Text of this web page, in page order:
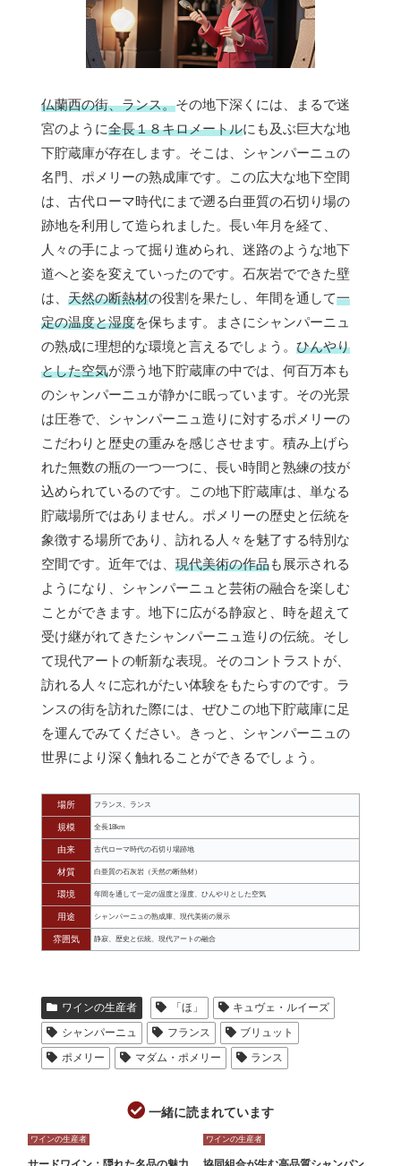
仏蘭西の街、ランス。その地下深くには、まるで迷
宮のように全長１８キロメートルにも及ぶ巨大な地
下貯蔵庫が存在します。そこは、シャンパーニュの
名門、ポメリーの熟成庫です。この広大な地下空間
は、古代ローマ時代にまで遡る白亜質の石切り場の
跡地を利用して造られました。長い年月を経て、
人々の手によって掘り進められ、迷路のような地下
道へと姿を変えていったのです。石灰岩でできた壁
は、 天然の断熱材の役割を果たし、年間を通して一
定の温度と湿度を保ちます。まさにシャンパーニュ
の熟成に理想的な環境と言えるでしょう。 ひんやり
とした空気が漂う地下貯蔵庫の中では、何百万本も
のシャンパーニュが静かに眠っています。その光景
は圧巻で、シャンパーニュ造りに対するポメリーの
こだわりと歴史の重みを感じさせます。積み上げら
れた無数の瓶の一つ一つに、長い時間と熟練の技が
込められているのです。この地下貯蔵庫は、単なる
貯蔵場所ではありません。ポメリーの歴史と伝統を
象徴する場所であり、訪れる人々を魅了する特別な
空間です。近年では、 現代美術の作品も展示される
ようになり、シャンパーニュと芸術の融合を楽しむ
ことができます。地下に広がる静寂と、時を超えて
受け継がれてきたシャンパーニュ造りの伝統。そし
て現代アートの斬新な表現。そのコントラストが、
訪れる人々に忘れがたい体験をもたらすのです。ラ
ンスの街を訪れた際には、ぜひこの地下貯蔵庫に足
を運んでみてください。きっと、シャンパーニュの
世界により深く触れることができるでしょう。
場所 フランス、ランス
規模 全長18km
由来 古代ローマ時代の石切り場跡地
材質 白亜質の石灰岩（天然の断熱材）
環境 年間を通して一定の温度と湿度、ひんやりとした空気
用途 シャンパーニュの熟成庫、現代美術の展示
雰囲気 静寂、歴史と伝統、現代アートの融合
ワインの生産者 「ほ」
キュヴェ・ルイーズ
シャンパーニュ
フランス
ブリュット
ポメリー
マダム・ポメリー ランス
一緒に読まれています
ワインの生産者 ワインの生産者